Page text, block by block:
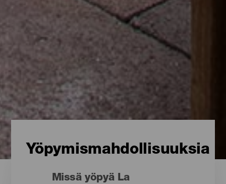
Yöpymismahdollisuuksia
Missä yöpyä La